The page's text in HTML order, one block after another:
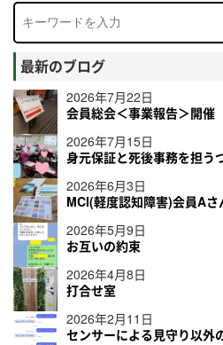
最新のブログ
2026年7月22日
会員総会＜事業報告＞開催
2026年7月15日
身元保証と死後事務を担う
2026年6月3日
MCI(軽度認知障害)会員Aさ
2026年5月9日
お互いの約束
2026年4月8日
打合せ室
2026年2月11日
センサーによる見守り以外